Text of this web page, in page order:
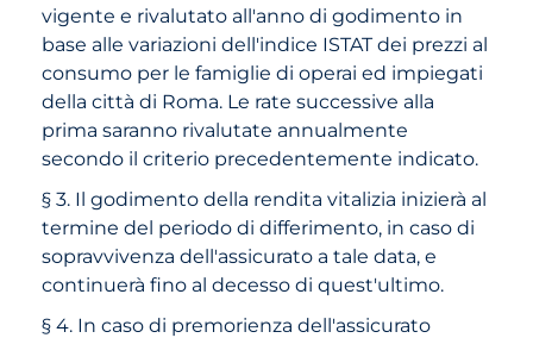
vigente e rivalutato all'anno di godimento in
base alle variazioni dell'indice ISTAT dei prezzi al
consumo per le famiglie di operai ed impiegati
della città di Roma. Le rate successive alla
prima saranno rivalutate annualmente
secondo il criterio precedentemente indicato.
§ 3. Il godimento della rendita vitalizia inizierà al
termine del periodo di differimento, in caso di
sopravvivenza dell'assicurato a tale data, e
continuerà fino al decesso di quest'ultimo.
§ 4. In caso di premorienza dell'assicurato